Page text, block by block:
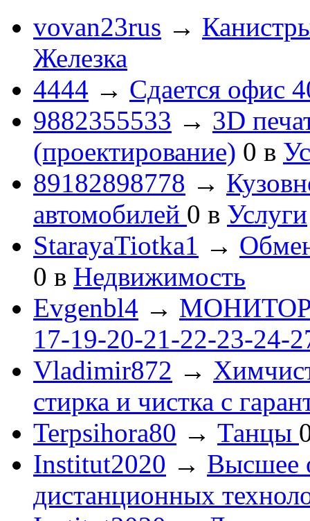
vovan23rus →
Железка
4444 → Сдается офис
9882355533 → 3D
(проектирование) 0 в
89182898778 →
автомобилей 0 в Услуги
StarayaTiotka1 →
0 в Недвижимость
Evgenbl4 → МОНИТОРЫ
17-19-20-21-22-23-24-
Vladimir872 →
стирка и чистка с
Terpsihora80 → Танцы
Institut2020 → Высшее
дистанционных